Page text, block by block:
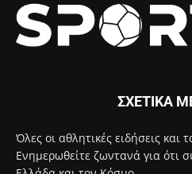
ΣΧΕΤΙΚΑ
Όλες οι αθλητικές ειδήσεις και
Ενημερωθείτε ζωντανά για ότι